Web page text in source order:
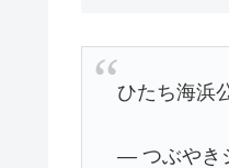
ひたち海浜
— つぶやき